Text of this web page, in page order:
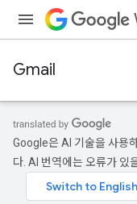
Gmail
Google은 AI 기술을 사용
다. AI 번역에는 오류가 있